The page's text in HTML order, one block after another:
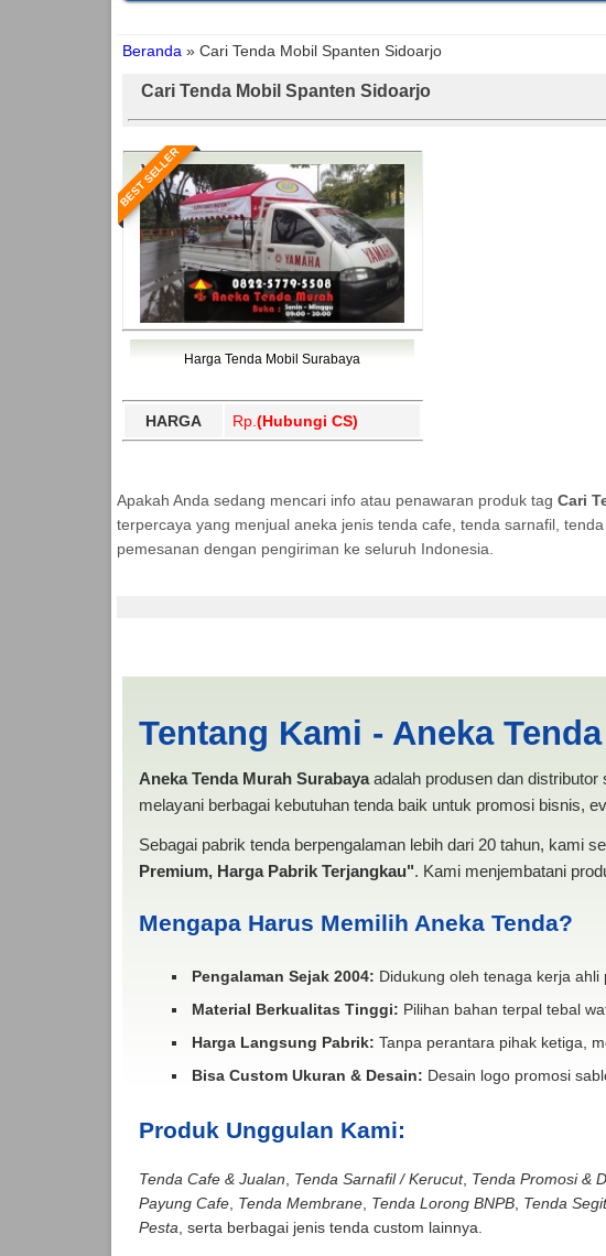
Beranda » Cari Tenda Mobil Spanten Sidoarjo
Cari Tenda Mobil Spanten Sidoarjo
BEST SELLER
Harga Tenda Mobil Surabaya
HARGA Rp. (Hubungi CS)
Apakah Anda sedang mencari info atau penawaran produk tag Cari
terpercaya yang menjual aneka jenis tenda cafe, tenda sarnafil,
pemesanan dengan pengiriman ke seluruh Indonesia.
Tentang Kami - Aneka
Aneka Tenda Murah Surabayaadalah produsen dan distributor
melayani berbagai kebutuhan tenda baik untuk promosi bisnis,
Sebagai pabrik tenda berpengalaman lebih dari 20 tahun, kami
Premium, Harga Pabrik Terjangkau". Kami menjembatani
Mengapa Harus Memilih Aneka Tenda?
Pengalaman Sejak 2004: Didukung oleh tenaga kerja
Material Berkualitas Tinggi: Pilihan bahan terpal tebal
Harga Langsung Pabrik: Tanpa perantara pihak ketiga,
Bisa Custom Ukuran & Desain: Desain logo promosi
Produk Unggulan Kami:
Tenda Cafe & Jualan Tenda Sarnafil / Kerucut, Tenda Promosi &
Payung Cafe, Tenda Membrane, Tenda Lorong BNPB, Tenda
Pesta , serta berbagai jenis tenda custom lainnya.